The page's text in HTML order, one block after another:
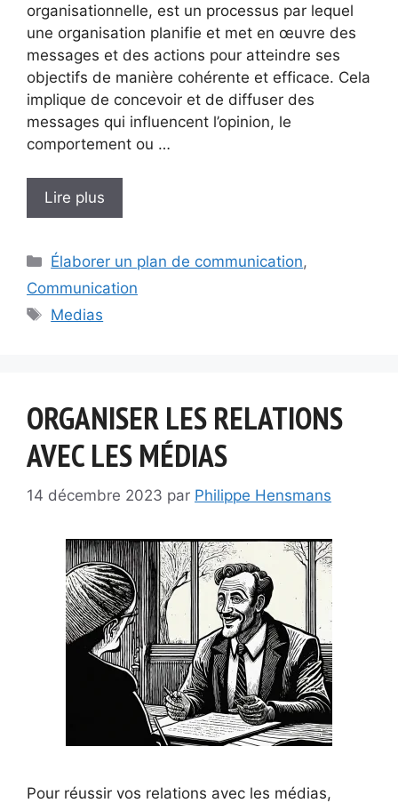
organisationnelle, est un processus par lequel
une organisation planifie et met en œuvre des
messages et des actions pour atteindre ses
objectifs de manière cohérente et efficace. Cela
implique de concevoir et de diffuser des
messages qui influencent l’opinion, le
comportement ou …
Lire plus
Catégories
Élaborer un plan de communication,
Communication
Étiquettes
Medias
ORGANISER LES RELATIONS
AVEC LES MÉDIAS
14 décembre 2023 par Philippe Hensmans
Pour réussir vos relations avec les médias,